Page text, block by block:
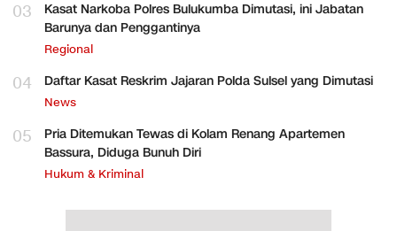
03
Kasat Narkoba Polres Bulukumba Dimutasi, ini Jabatan
Barunya dan Penggantinya
Regional
04 Daftar Kasat Reskrim Jajaran Polda Sulsel yang Dimutasi
News
05
Pria Ditemukan Tewas di Kolam Renang Apartemen
Bassura, Diduga Bunuh Diri
Hukum & Kriminal